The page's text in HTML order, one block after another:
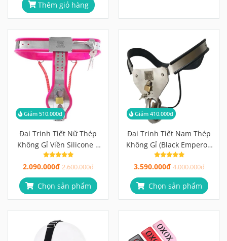
Thêm giỏ hàng
Giảm 510.000đ
Đai Trinh Tiết Nữ Thép
Không Gỉ Viền Silicone 2
Loại Tấm Chắn
2.090.000đ 2.600.000đ
Chọn sản phẩm
Giảm 410.000đ
Đai Trinh Tiết Nam Thép
Không Gỉ (Black Emperor)
Viền Cao Su, Lồng Ngắn 4-
5cm, Khóa Padlock
3.590.000đ 4.000.000đ
Chọn sản phẩm